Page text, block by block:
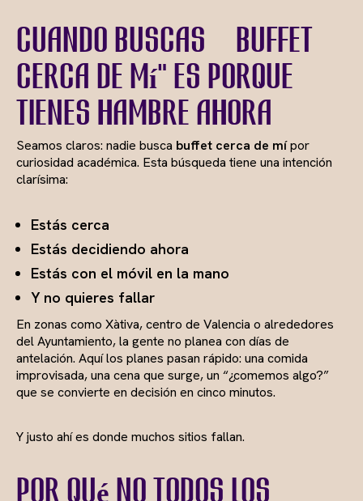
Cuando buscas “buffet
cerca de mí” es porque
tienes hambre ahora
Seamos claros: nadie busca buffet cerca de mípor
curiosidad académica. Esta búsqueda tiene una intención
clarísima:
Estás cerca
Estás decidiendo ahora
Estás con el móvil en la mano
Y no quieres fallar
En zonas como Xàtiva, centro de Valencia o alrededores
del Ayuntamiento, la gente no planea con días de
antelación. Aquí los planes pasan rápido: una comida
improvisada, una cena que surge, un “¿comemos algo?”
que se convierte en decisión en cinco minutos.
Y justo ahí es donde muchos sitios fallan.
Por qué no todos los